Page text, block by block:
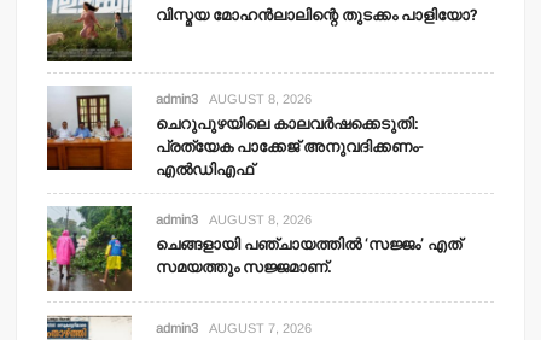
വിസ്മയ മോഹന്‍ലാലിന്റെ തുടക്കം പാളിയോ?
admin3 AUGUST 8, 2026
ചെറുപുഴയിലെ കാലവര്‍ഷക്കെടുതി:
പ്രത്യേക പാക്കേജ് അനുവദിക്കണം-
എല്‍ഡിഎഫ്
admin3 AUGUST 8, 2026
ചെങ്ങളായി പഞ്ചായത്തില്‍ ‘സജ്ജം’ എത്
സമയത്തും സജ്ജമാണ്.
admin3 AUGUST 7, 2026